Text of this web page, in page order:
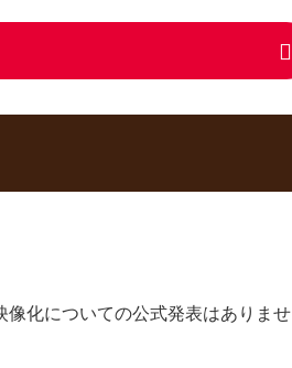
化についての公式発表はありませ